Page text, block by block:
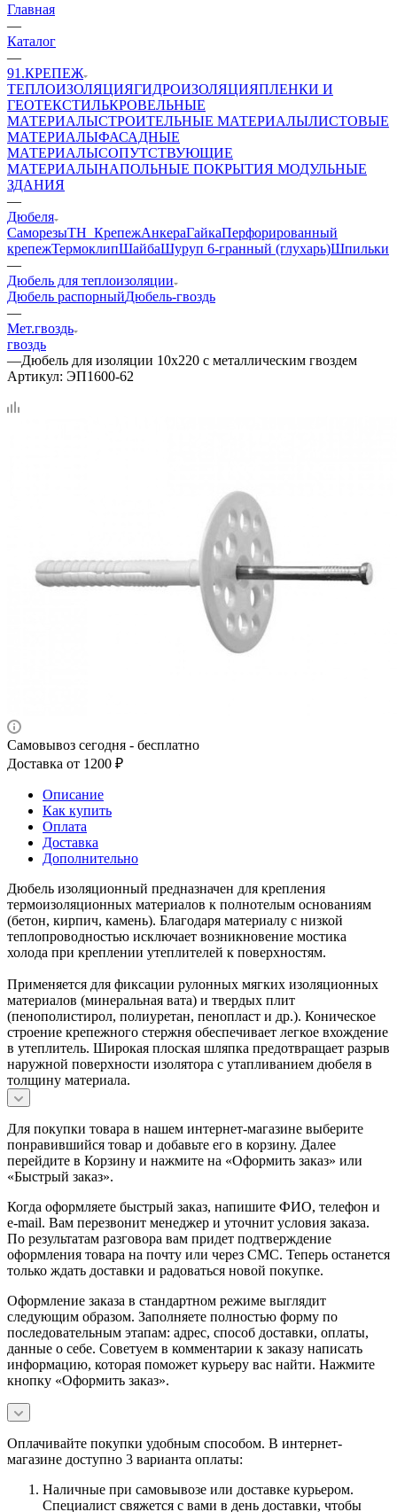
Главная
—
Каталог
—
91.КРЕПЕЖ
ТЕПЛОИЗОЛЯЦИЯГИДРОИЗОЛЯЦИЯПЛЕНКИ И
ГЕОТЕКСТИЛЬКРОВЕЛЬНЫЕ
МАТЕРИАЛЫСТРОИТЕЛЬНЫЕ МАТЕРИАЛЫЛИСТОВЫЕ
МАТЕРИАЛЫФАСАДНЫЕ
МАТЕРИАЛЫСОПУТСТВУЮЩИЕ
МАТЕРИАЛЫНАПОЛЬНЫЕ ПОКРЫТИЯ МОДУЛЬНЫЕ
ЗДАНИЯ
—
Дюбеля
СаморезыТН_КрепежАнкераГайкаПерфорированный
крепежТермоклипШайбаШуруп 6-гранный (глухарь)Шпильки
—
Дюбель для теплоизоляции
Дюбель распорныйДюбель-гвоздь
—
Мет.гвоздь
гвоздь
—Дюбель для изоляции 10х220 с металлическим гвоздем
Артикул: ЭП1600-62
Самовывоз сегодня - бесплатно
Доставка от 1200 ₽
Описание
Как купить
Оплата
Доставка
Дополнительно
Дюбель изоляционный предназначен для крепления
термоизоляционных материалов к полнотелым основаниям
(бетон, кирпич, камень). Благодаря материалу с низкой
теплопроводностью исключает возникновение мостика
холода при креплении утеплителей к поверхностям.
Применяется для фиксации рулонных мягких изоляционных
материалов (минеральная вата) и твердых плит
(пенополистирол, полиуретан, пенопласт и др.). Коническое
строение крепежного стержня обеспечивает легкое вхождение
в утеплитель. Широкая плоская шляпка предотвращает разрыв
наружной поверхности изолятора с утапливанием дюбеля в
толщину материала.
Для покупки товара в нашем интернет-магазине выберите
понравившийся товар и добавьте его в корзину. Далее
перейдите в Корзину и нажмите на «Оформить заказ» или
«Быстрый заказ».
Когда оформляете быстрый заказ, напишите ФИО, телефон и
e-mail. Вам перезвонит менеджер и уточнит условия заказа.
По результатам разговора вам придет подтверждение
оформления товара на почту или через СМС. Теперь останется
только ждать доставки и радоваться новой покупке.
Оформление заказа в стандартном режиме выглядит
следующим образом. Заполняете полностью форму по
последовательным этапам: адрес, способ доставки, оплаты,
данные о себе. Советуем в комментарии к заказу написать
информацию, которая поможет курьеру вас найти. Нажмите
кнопку «Оформить заказ».
Оплачивайте покупки удобным способом. В интернет-
магазине доступно 3 варианта оплаты:
Наличные при самовывозе или доставке курьером.
Специалист свяжется с вами в день доставки, чтобы